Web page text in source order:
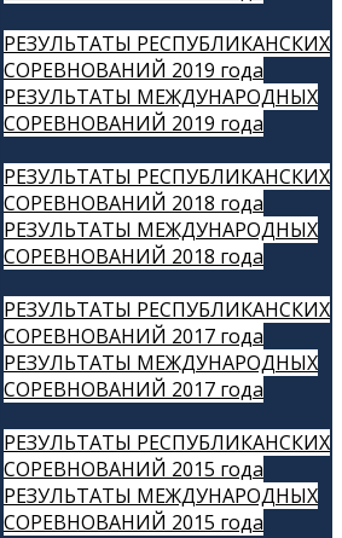
РЕЗУЛЬТАТЫ РЕСПУБЛИКАНСКИХ
СОРЕВНОВАНИЙ 2019 года
РЕЗУЛЬТАТЫ МЕЖДУНАРОДНЫХ
СОРЕВНОВАНИЙ 2019 года
РЕЗУЛЬТАТЫ РЕСПУБЛИКАНСКИХ
СОРЕВНОВАНИЙ 2018 года
РЕЗУЛЬТАТЫ МЕЖДУНАРОДНЫХ
СОРЕВНОВАНИЙ 2018 года
РЕЗУЛЬТАТЫ РЕСПУБЛИКАНСКИХ
СОРЕВНОВАНИЙ 2017 года
РЕЗУЛЬТАТЫ МЕЖДУНАРОДНЫХ
СОРЕВНОВАНИЙ 2017 года
РЕЗУЛЬТАТЫ РЕСПУБЛИКАНСКИХ
СОРЕВНОВАНИЙ 2015 года
РЕЗУЛЬТАТЫ МЕЖДУНАРОДНЫХ
СОРЕВНОВАНИЙ 2015 года